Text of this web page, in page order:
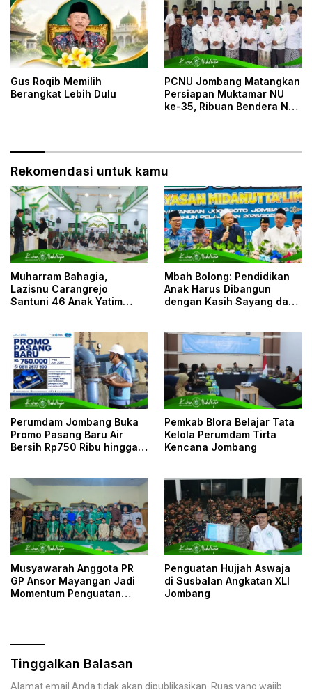
Gus Roqib Memilih
Berangkat Lebih Dulu
PCNU Jombang Matangkan
Persiapan Muktamar NU
ke-35, Ribuan Bendera NU
Rekomendasi untuk kamu
Muharram Bahagia,
Lazisnu Carangrejo
Santuni 46 Anak Yatim
Mbah Bolong: Pendidikan
Anak Harus Dibangun
dengan Kasih Sayang dan
Perumdam Jombang Buka
Promo Pasang Baru Air
Bersih Rp750 Ribu hingga
Pemkab Blora Belajar Tata
Kelola Perumdam Tirta
Kencana Jombang
Musyawarah Anggota PR
GP Ansor Mayangan Jadi
Momentum Penguatan
Penguatan Hujjah Aswaja
di Susbalan Angkatan XLI
Jombang
Tinggalkan Balasan
Alamat email Anda tidak akan dipublikasikan. Ruas yang wajib